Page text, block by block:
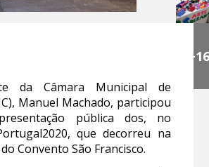
+16
da Câmara Municipal de
Manuel Machado, participou
pública dos, no
que decorreu na
Convento São Francisco.